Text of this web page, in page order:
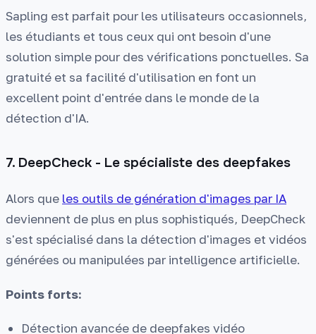
Sapling est parfait pour les utilisateurs occasionnels,
les étudiants et tous ceux qui ont besoin d'une
solution simple pour des vérifications ponctuelles. Sa
gratuité et sa facilité d'utilisation en font un
excellent point d'entrée dans le monde de la
détection d'IA.
7. DeepCheck - Le spécialiste des deepfakes
Alors que les outils de génération d'images par IA
deviennent de plus en plus sophistiqués, DeepCheck
s'est spécialisé dans la détection d'images et vidéos
générées ou manipulées par intelligence artificielle.
Points forts:
Détection avancée de deepfakes vidéo